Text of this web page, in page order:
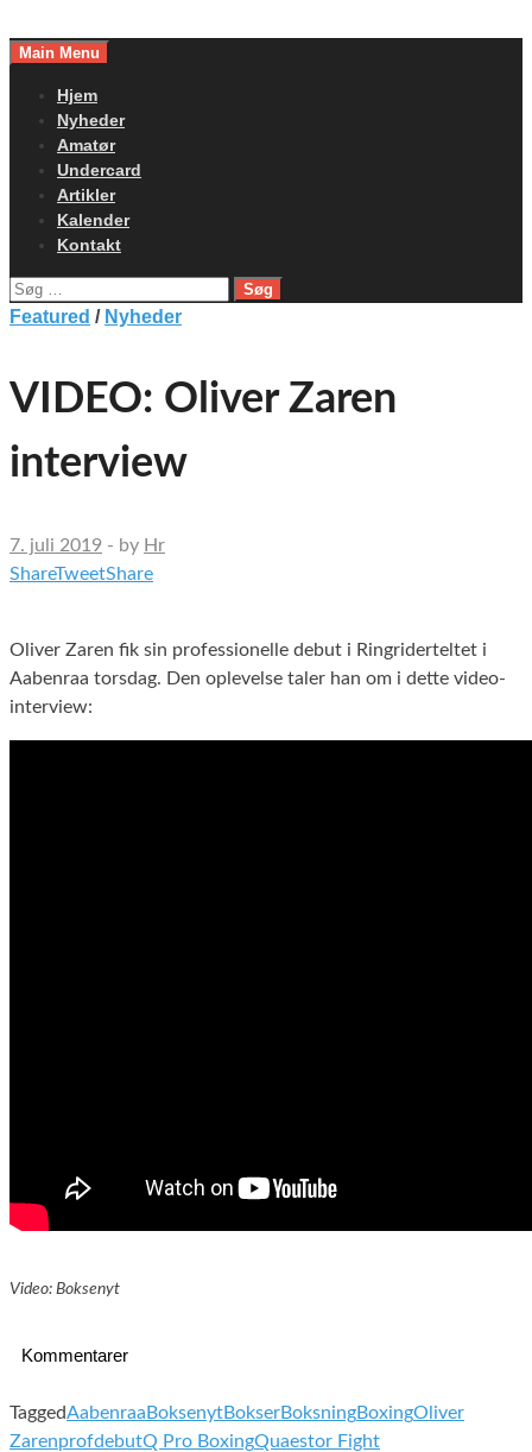
toMain Menu
Hjem
Nyheder
Amatør
Undercard
Artikler
Kalender
Kontakt
Søg
efter:
Featured / Nyheder
VIDEO: Oliver Zaren
interview
7. juli 2019 - by Hr
ShareTweetShare
Oliver Zaren fik sin professionelle debut i Ringriderteltet i
Aabenraa torsdag. Den oplevelse taler han om i dette video-
interview:
Video: Boksenyt
Kommentarer
TaggedAabenraa BoksenytBokserBoksningBoxingOliver
ZarenprofdebutQ Pro BoxingQuaestor Fight